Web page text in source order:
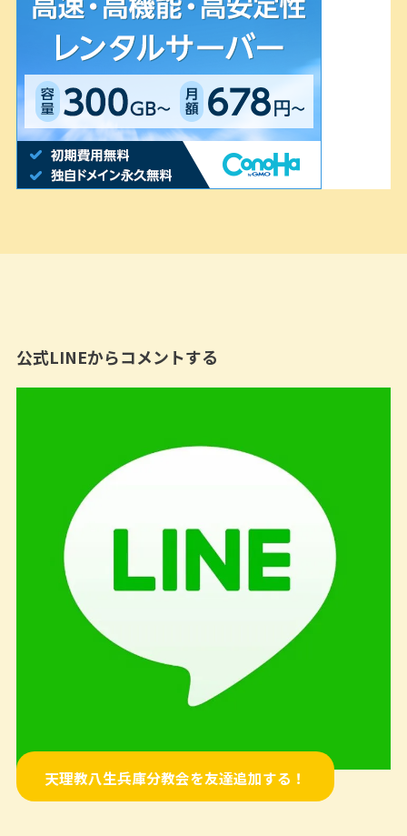
公式LINEからコメントする
天理教八生兵庫分教会を友達追加する！